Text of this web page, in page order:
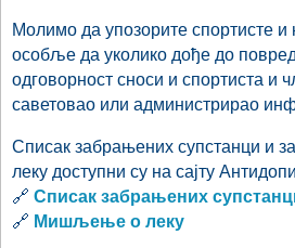
Молимо да упозорите спортисте
особље да уколико дође до
одговорност сноси и спортиста и
саветовао или администрирао
Списак забрањених супстанци и
леку доступни су на сајту
🔗 Списак забрањених
🔗 Мишљење о леку